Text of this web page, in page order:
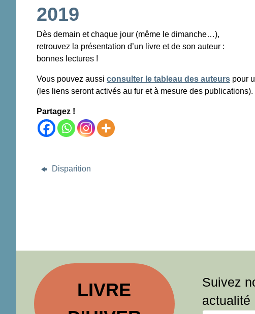
2019
Dès demain et chaque jour (même le dimanche…),
retrouvez la présentation d’un livre et de son auteur :
bonnes lectures !
Vous pouvez aussi consulter le tableau des auteurs pour
(les liens seront activés au fur et à mesure des publications).
Partagez !
Disparition
LIVRE
Suivez
actualité